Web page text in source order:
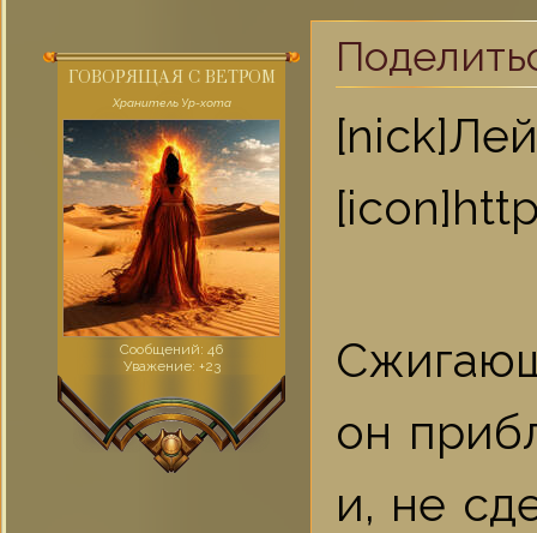
ГОВОРЯЩАЯ С ВЕТРОМ
Хранитель Ур-хота
Сообщений: 46
Уважение: +23
он
и, не